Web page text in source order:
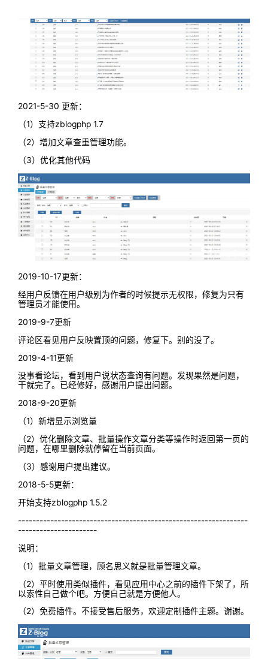
2021-5-30 更新：
（1）支持zblogphp 1.7
（2）增加文章查重管理功能。
（3）优化其他代码
2019-10-17更新：
经用户反馈在用户级别为作者的时候提示无权限，修复为只有
管理员才能使用。
2019-9-7更新
评论区看见用户反映置顶的问题，修复下。别的没了。
2019-4-11更新
没事看论坛，看到用户说状态查询有问题。发现果然是问题，
干就完了。已经修好，感谢用户提出问题。
2018-9-20更新
（1）新增显示浏览量
（2）优化删除文章、批量操作文章分类等操作时返回第一页的
问题，在哪里删除就停留在当前页面。
（3）感谢用户提出建议。
2018-5-5更新：
开始支持zblogphp 1.5.2
----------------------------------------------------------------
----------------------
说明：
（1）批量文章管理，顾名思义就是批量管理文章。
（2）平时使用类似插件，看见应用中心之前的插件下架了，所
以索性自己做个吧。方便自己就是方便他人。
（2）免费插件。不接受售后服务，欢迎定制插件主题。谢谢。